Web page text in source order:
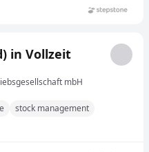
in Vollzeit
mbH
stock management